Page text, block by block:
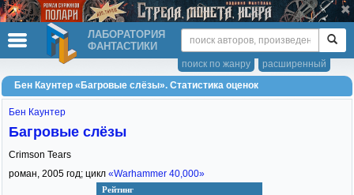
ЛАБОРАТОРИЯ
ФАНТАСТИКИ
расширенный
поиск по жанру
Бен Каунтер «Багровые слёзы». Статистика оценок
Рейтинг
Бен Каунтер
Багровые слёзы
Crimson Tears
роман, 2005 год; цикл «Warhammer 40,000»